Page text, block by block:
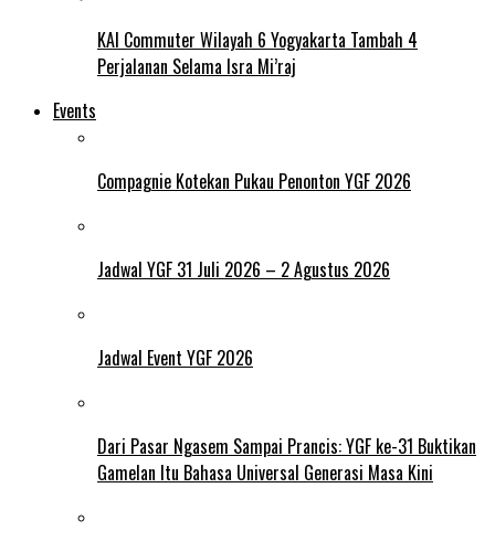
KAI Commuter Wilayah 6 Yogyakarta Tambah 4
Perjalanan Selama Isra Mi’raj
Events
Compagnie Kotekan Pukau Penonton YGF 2026
Jadwal YGF 31 Juli 2026 – 2 Agustus 2026
Jadwal Event YGF 2026
Dari Pasar Ngasem Sampai Prancis: YGF ke-31 Buktikan
Gamelan Itu Bahasa Universal Generasi Masa Kini